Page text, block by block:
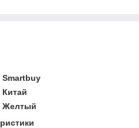
Smartbuy
Китай
Желтый